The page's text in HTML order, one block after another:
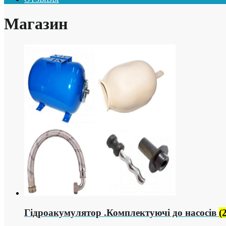
Магазин
Гідроакумулятор .Комплектуючі до насосів